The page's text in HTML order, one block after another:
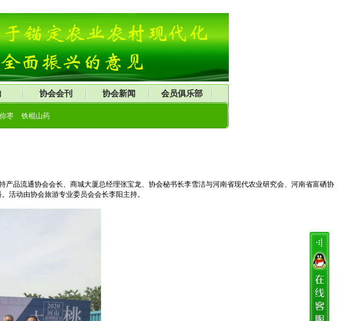
协会会刊 协会新闻 会员俱乐部
枣 铁棍山药
品流通协会会长、商城大厦总经理张宝龙、协会秘书长李雪洁与河南省现代农业研究会、河南省富硒协
活动由协会旅游专业委员会会长李阳主持。